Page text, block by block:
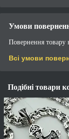
Умови
Повернення товару
Всі умови
Подібні товари